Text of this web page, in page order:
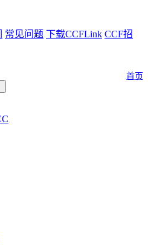
常见问题 下载CCFLink CCF招
首页